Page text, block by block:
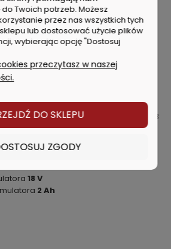
(ESCP) zapewnia bardzo długą
cyklami ładowania i
akumulatora umożliwiający stałą
przy minimalnym
system akumulatorowy: ten
kompatybilny z wszystkimi maszynami 18
marek CAS: www.cordless-alliance-
18 V
2 Ah
Twoich potrzeb. Możesz
przez nas wszystkich tych
lub dostosować użycie plików
wybierając opcję "Dostosuj
przeczytasz w naszej
DO SKLEPU
ZGODY